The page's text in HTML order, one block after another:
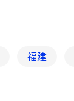
福建